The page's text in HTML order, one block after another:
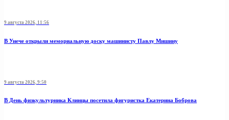
9 августа 2026, 11:56
В Унече открыли мемориальную доску машинисту Павлу Мишину
9 августа 2026, 9:50
В День физкультурника Клинцы посетила фигуристка Екатерина Боброва